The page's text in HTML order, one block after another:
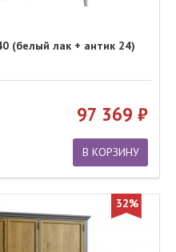
(белый лак + антик 24)
97 369
В КОРЗИНУ
32%